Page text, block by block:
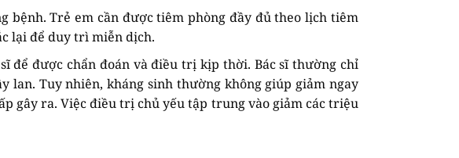
bệnh. Trẻ em cần được tiêm phòng đầy đủ theo lịch tiêm
lại để duy trì miễn dịch.
để được chẩn đoán và điều trị kịp thời. Bác sĩ thường chỉ
lan. Tuy nhiên, kháng sinh thường không giúp giảm ngay
gây ra. Việc điều trị chủ yếu tập trung vào giảm các triệu